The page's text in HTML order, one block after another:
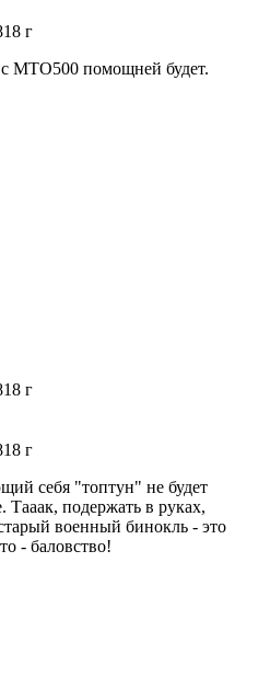
18 г
МТО500 помощней будет.
18 г
18 г
себя "топтун" не будет
Тааак, подержать в руках,
военный бинокль - это
- баловство!